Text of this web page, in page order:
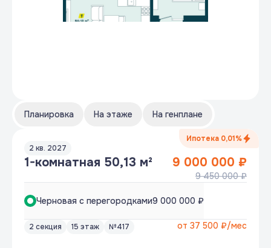
Планировка На этаже На генплане
Ипотека 0,01%
2 кв. 2027
1-комнатная 50,13 м² 9 000 000 ₽
9 450 000 ₽
Черновая с перегородками9 000 000 ₽
2 секция 15 этаж №417 от 37 500 ₽/мес